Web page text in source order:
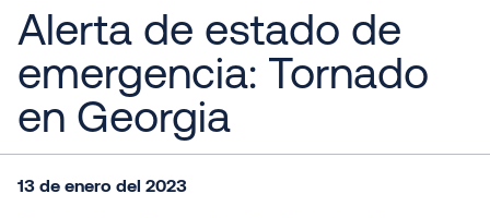
Alerta de estado de
emergencia: Tornado
en Georgia
13 de enero del 2023